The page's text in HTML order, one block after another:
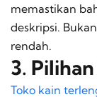
memastikan
deskripsi.
rendah.
3.
Toko kain